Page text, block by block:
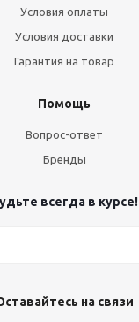
Условия оплаты
Условия доставки
Гарантия на товар
Помощь
Вопрос-ответ
Бренды
всегда в курсе!
на связи